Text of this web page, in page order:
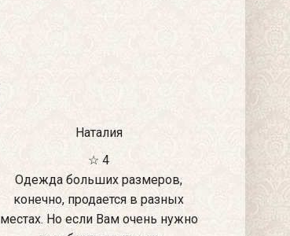
Наталия
☆ 4
Одежда больших размеров,
конечно, продается в разных
местах. Но если Вам очень нужно